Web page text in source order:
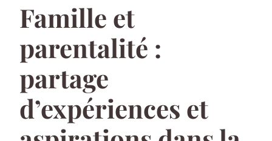
Famille et
parentalité :
partage
d’expériences et